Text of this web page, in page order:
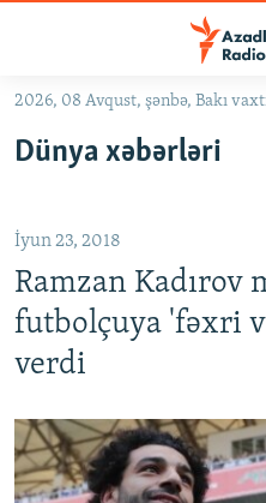
Əsas
qayıt
qayıt
Axtarışa
keç
#İZAHLA
#ƏSLINDƏ
QANUNI DOĞRU
MULTIMEDIA
VIDEO
RADIO ARXIV
2026, 08 Avqust, şənbə, Bakı
Dünya xəbərləri
İyun 23, 2018
Ramzan Kadırov
futbolçuya 'fəxri
verdi